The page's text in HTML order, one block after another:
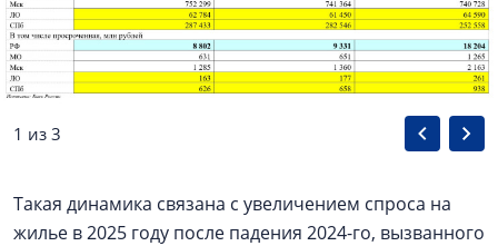
1 из 3
Такая динамика связана с увеличением спроса на
жилье в 2025 году после падения 2024-го, вызванного